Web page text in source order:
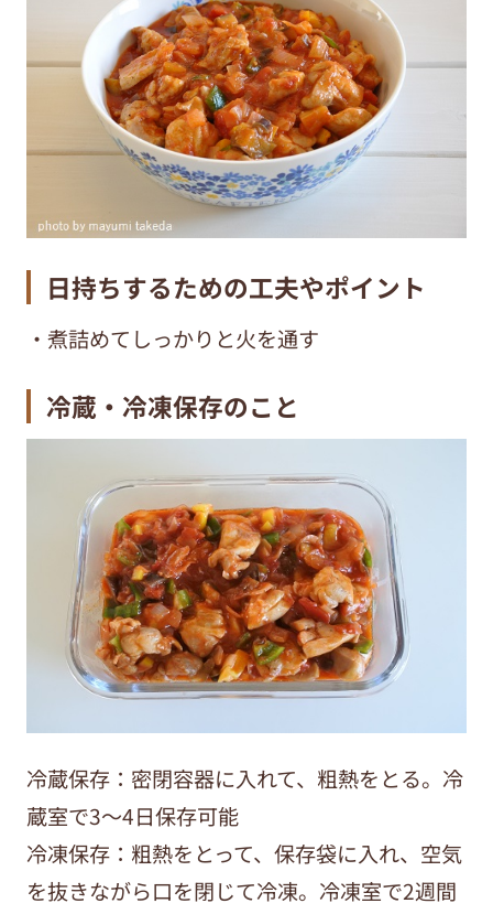
日持ちするための工夫やポイント
・煮詰めてしっかりと火を通す
冷蔵・冷凍保存のこと
冷蔵保存：密閉容器に入れて、粗熱をとる。冷
蔵室で3～4日保存可能
冷凍保存：粗熱をとって、保存袋に入れ、空気
を抜きながら口を閉じて冷凍。冷凍室で2週間